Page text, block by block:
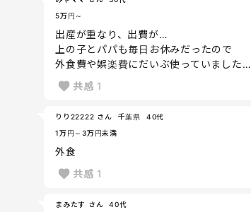
5万円～
出産が重なり、出費が…
上の子とパパも毎日お休みだったので
外食費や娯楽費にだいぶ使っていました…
共感 1
りり22222 さん 千葉県
40代
1万円～3万円未満
外食
共感 1
まみたす さん
40代